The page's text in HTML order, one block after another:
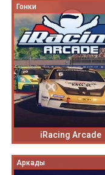
Гонки
iRacing Arcade
Аркады